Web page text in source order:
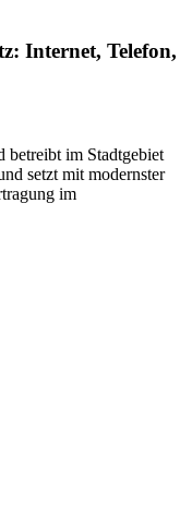
Internet, Telefon,
im Stadtgebiet
setzt mit modernster
im